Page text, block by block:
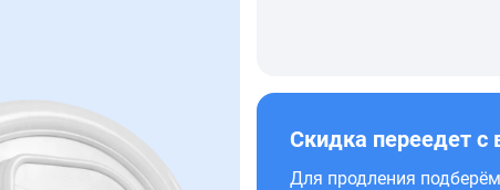
Скидка переедет с
Для продления